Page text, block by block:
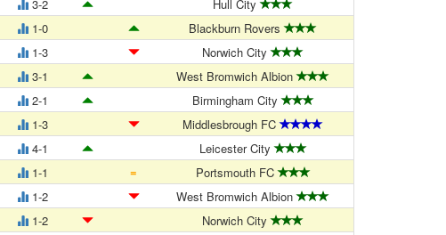
3-2
Hull City
1-0
Blackburn Rovers
1-3
Norwich City
3-1
West Bromwich Albion
2-1
Birmingham City
1-3
Middlesbrough FC
4-1
Leicester City
1-1
=
Portsmouth FC
1-2
West Bromwich Albion
1-2
Norwich City